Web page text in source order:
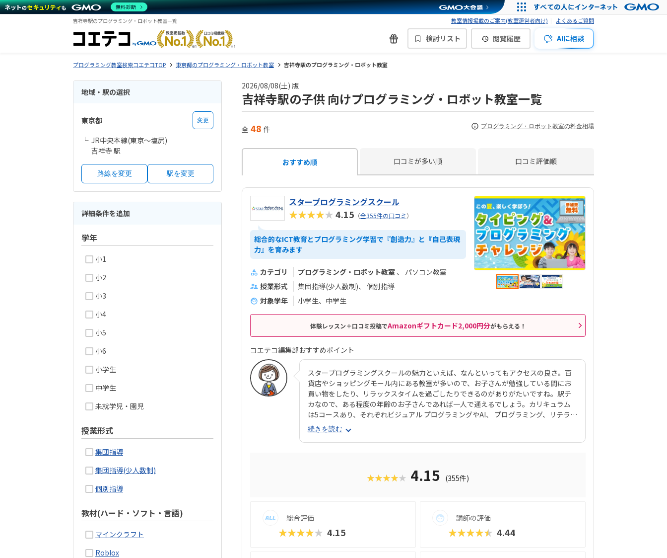
吉祥寺駅のプログラミング・ロボット教室一覧 教室情報掲載のご案内(教室運営者向け) よくあるご質問
検討リスト 閲覧履歴 AIに相談
プログラミング教室検索コエテコTOP 東京都のプログラミング・ロボット教室 吉祥寺駅のプログラミング・ロボット教室
地域・駅の選択
東京都 変更
JR中央本線(東京～塩尻)
吉祥寺 駅
路線を変更 駅を変更
詳細条件を追加
学年
小1
小2
小3
小4
小5
小6
小学生
中学生
未就学児・園児
授業形式
集団指導
集団指導(少人数制)
個別指導
教材(ハード・ソフト・言語)
マインクラフト
Roblox
2026/08/08(土) 版
吉祥寺駅の子供 向けプログラミング・ロボット教室一覧
全 48 件 プログラミング・ロボット教室の料金相場
おすすめ順 口コミが多い順 口コミ評価順
スタープログラミングスクール
★★★★★4.15 （全355件の口コミ）
総合的なICT教育とプログラミング学習で『創造力』と『自己表現
力』を育みます
カテゴリ プログラミング・ロボット教室
パソコン教室
授業形式
集団指導(少人数制)
個別指導
対象学年
小学生、中学生
体験レッスン＋口コミ投稿でAmazonギフトカード2,000円分がもらえる！
コエテコ編集部おすすめポイント
スタープログラミングスクールの魅力といえば、なんといってもアクセスの良さ。百
貨店やショッピングモール内にある教室が多いので、お子さんが勉強している間にお
買い物をしたり、リラックスタイムを過ごしたりできるのがありがたいですね。駅チ
カなので、ある程度の年齢のお子さんであれば一人で通えるでしょう。カリキュラム
は5コースあり、それぞれビジュアル プログラミングやAI、 プログラミング、リテラシ
ーなどを中心に幅広く学べます。 姉妹校「パソコン市民講座」で展開されるジュニアP
Cコースも受講できるので、「そもそもパソコンの基本操作がわからない」「パソコン
で何ができるかを学びたい」といったお子さんにもピッタリです。それぞれのお子さ
択され、新潟市の小中学校で授業を実施した実績があります。教室はまじめに取り組
プログラミングスキルはもちろん、企画書を書いたり、プレゼンをしたりといったス
キルもつけることができます。母体は大人向けのパソコンスクールなので、「ついで
に自分もスキルアップしてみようかな？」なんてこともできちゃいますよ！
続きを読む
★★★★★ 4.15 (355件)
総合評価
★★★★★ 4.15
講師の評価
★★★★★ 4.44
無料診断